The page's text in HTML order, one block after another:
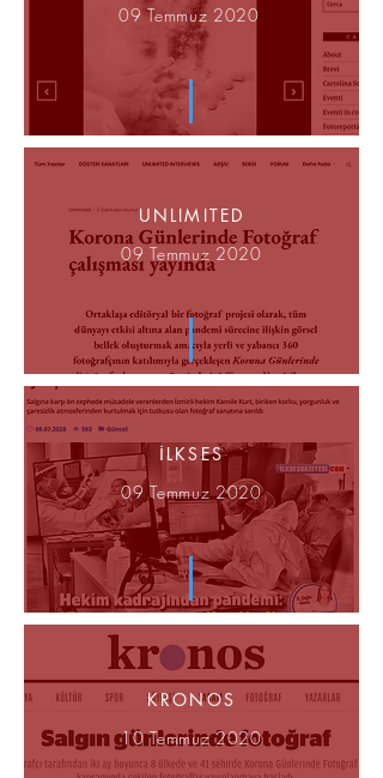
09 Temmuz 2020
UNLIMITED
09 Temmuz 2020
İLKSES
09 Temmuz 2020
KRONOS
10 Temmuz 2020